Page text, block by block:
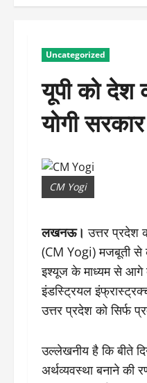
Uncategorized
यूपी को देश
योगी सरकार
CM Yogi
लखनऊ। उत्तर प्रदेश
(CM Yogi) मजबूती से
इश्यूज के माध्यम से आगे
इंडस्ट्रियल
उत्तर प्रदेश को सिर्फ
उल्लेखनीय है कि बीते
अर्थव्यवस्था बनाने की